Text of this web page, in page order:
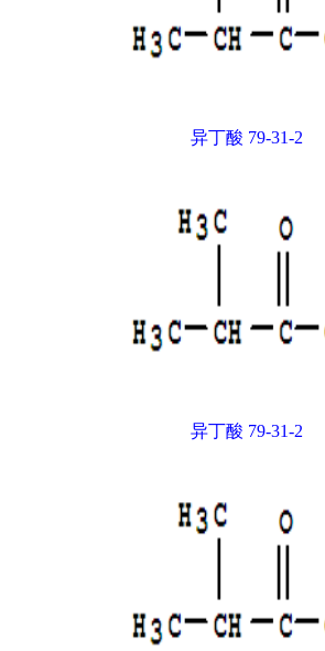
异丁酸 79-31-2
异丁酸 79-31-2